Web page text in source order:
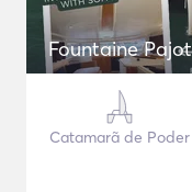
Fountaine
Catamarã de Poder